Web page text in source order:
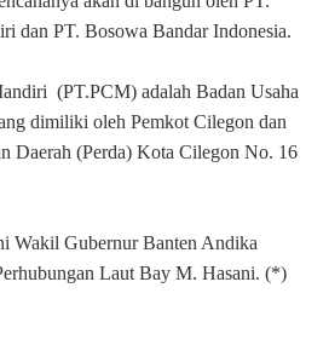
dan PT. Bosowa Bandar Indonesia.
(PT.PCM) adalah Badan Usaha
dimiliki oleh Pemkot Cilegon dan
Daerah (Perda) Kota Cilegon No. 16
Wakil Gubernur Banten Andika
Laut Bay M. Hasani. (*)